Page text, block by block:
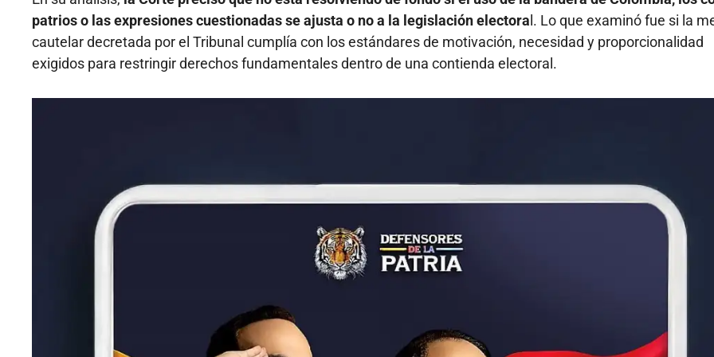
patrios o las expresiones cuestionadas se ajusta o no a la legislación electora l. Lo que examinó fue si la
cautelar decretada por el Tribunal cumplía con los estándares de motivación, necesidad y proporcionalidad
exigidos para restringir derechos fundamentales dentro de una contienda electoral.